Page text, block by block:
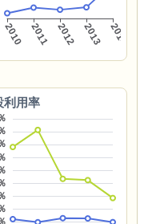
利用率